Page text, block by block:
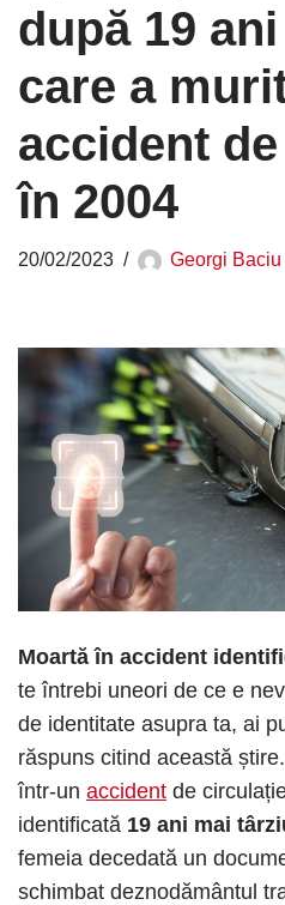
după 19
care a
accident
în 2004
20/02/2023 Georgi Baciu
Moartă în accident
te întrebi uneori de ce e
de identitate asupra ta, ai
răspuns citind această
într-un accident de
identificată 19 ani mai
femeia decedată un
schimbat deznodământul